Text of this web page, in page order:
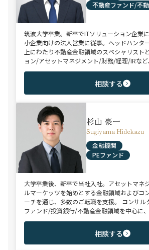
不動産ファンド/不
筑波大学卒業。新卒でITソリューション企業
小企業向けの法人営業に従事。ヘッドハンタ
上にわたり不動産金融領域のスペシャリスト
ョン/アセットマネジメント/財務/経理/IRなど
ドル・バックまで、幅広いポジションで100
を誇る。また、首都圏に加え、関西・九州・
地方都市を拠点とする企業から外資系まで、
イアント企業様とのリレーションを保持。業
見と広範なネットワークを活かし、候補者様
引き出すマッチングをご支援可能。
相談する
杉山 豪一
Sugiyama Hidekazu
金融機関
PEファンド
大学卒業後、新卒で当社入社。アセットマネ
ルマーケッツを始めとする金融領域およびコ
ーチを通じ、多数のご転職を支援。 コンサル
ファンド/投資銀行/不動産金融領域を中心に
を目指す未経験のハイポテンシャル層やさら
狙うミドル～ハイクラス層をご支援。
相談する